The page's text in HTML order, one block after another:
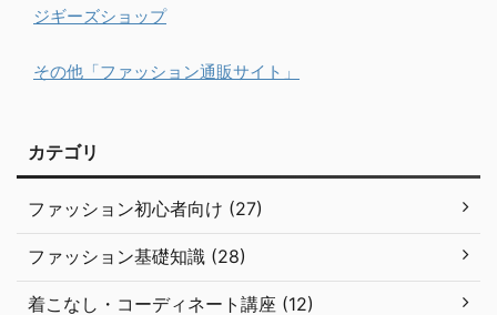
ジギーズショップ
その他「ファッション通販サイト」
カテゴリ
ファッション初心者向け (27)
ファッション基礎知識 (28)
着こなし・コーディネート講座 (12)